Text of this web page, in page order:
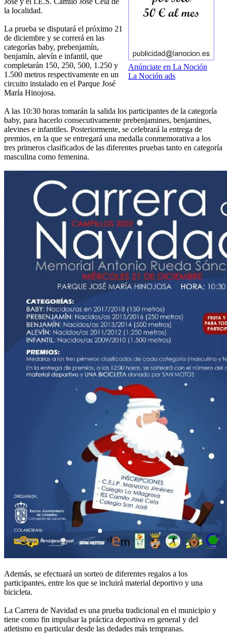
Anúnciate en La Noción
La Noción ads
la localidad.
La prueba se disputará el próximo 21
de diciembre y se correrá en las
categorías baby, prebenjamín,
benjamín, alevín e infantil, que
completarán 150, 250, 500, 1.250 y
1.500 metros respectivamente en un
circuito instalado en el Parque José
María Hinojosa.
A las 10:30 horas tomarán la salida los participantes de la categoría
baby, para hacerlo consecutivamente prebenjamines, benjamines,
alevines e infantiles. Posteriormente, se celebrará la entrega de
premios, en la que se entregará una medalla conmemorativa a los
tres primeros clasificados de las diferentes pruebas tanto en categoría
masculina como femenina.
Además, se efectuará un sorteo de diferentes regalos a los
participantes, entre los que se incluirá material deportivo y una
bicicleta.
La Carrera de Navidad es una prueba tradicional en el municipio y
tiene como fin impulsar la práctica deportiva en general y del
atletismo en particular desde las dedades más tempranas.